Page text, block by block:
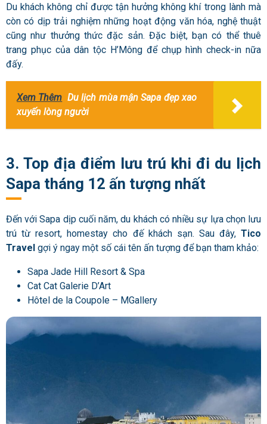
Du khách không chỉ được tận hưởng không khí trong lành mà
còn có dịp trải nghiệm những hoạt động văn hóa, nghệ thuật
cũng như thưởng thức đặc sản. Đặc biệt, bạn có thể thuê
trang phục của dân tộc H’Mông để chụp hình check-in nữa
đấy.
Xem Thêm Du lịch mùa mận Sapa đẹp xao
xuyến lòng người
3. Top địa điểm lưu trú khi đi du lịch
Sapa tháng 12 ấn tượng nhất
Đến với Sapa dịp cuối năm, du khách có nhiều sự lựa chọn lưu
trú từ resort, homestay cho đế khách sạn. Sau đây, Tico
Travel gợi ý ngay một số cái tên ấn tượng để bạn tham khảo:
Sapa Jade Hill Resort & Spa
Cat Cat Galerie D’Art
Hôtel de la Coupole – MGallery